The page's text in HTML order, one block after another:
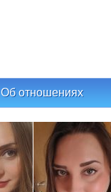
Об отношениях